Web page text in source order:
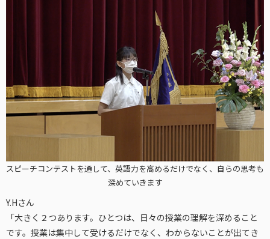
スピーチコンテストを通して、英語力を高めるだけでなく、自らの思考も
深めていきます
Y.Hさん
「大きく２つあります。ひとつは、日々の授業の理解を深めること
です。授業は集中して受けるだけでなく、わからないことが出てき